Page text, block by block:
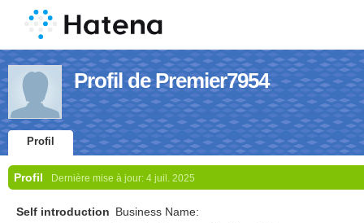
Profil de Premier7954
Profil
Profil Dernière mise à jour: 4 juil. 2025
Self introduction Business Name: